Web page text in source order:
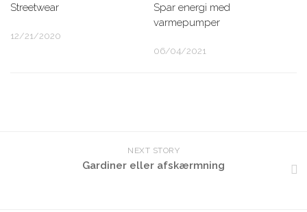
Streetwear
12/21/2020
Spar energi med
varmepumper
06/04/2021
NEXT STORY
Gardiner eller afskærmning